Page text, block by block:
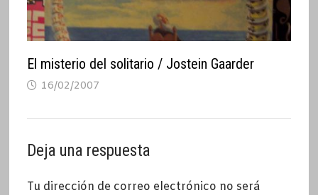
El misterio del solitario / Jostein Gaarder
16/02/2007
Deja una respuesta
Tu dirección de correo electrónico no será